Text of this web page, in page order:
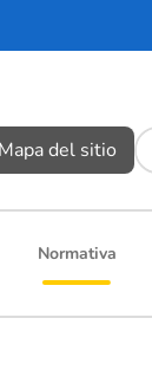
Mapa del sitio
Normativa